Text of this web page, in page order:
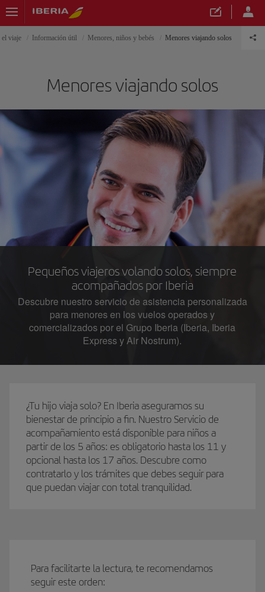
el viaje Información útil Menores, niños y bebés Menores viajando solos
Menores viajando solos
Pequeños viajeros volando solos, siempre
acompañados por Iberia
Descubre nuestro servicio de asistencia personalizada
para menores en los vuelos operados y
comercializados por el Grupo Iberia (Iberia, Iberia
Express y Air Nostrum).
¿Tu hijo viaja solo? En Iberia aseguramos su
bienestar de principio a fin. Nuestro Servicio de
acompañamiento está disponible para niños a
partir de los 5 años: es obligatorio hasta los 11 y
opcional hasta los 17 años. Descubre como
contratarlo y los trámites que debes seguir para
que puedan viajar con total tranquilidad.
Para facilitarte la lectura, te recomendamos
seguir este orden: